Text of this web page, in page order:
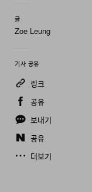
글
Zoe Leung
기사 공유
링크
공유
보내기
공유
더보기